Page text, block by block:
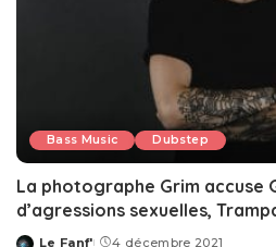
Bass Music Dubstep
La photographe Grim accuse
d’agressions sexuelles,
Le Fanf' 4 décembre 2021